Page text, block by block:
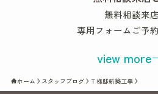
無料相談来
専用フォームご予
view more
ホーム スタッフブログ Ｔ様邸新築工事